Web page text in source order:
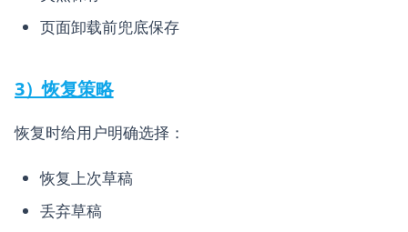
页面卸载前兜底保存
3）恢复策略
恢复时给用户明确选择：
恢复上次草稿
丢弃草稿